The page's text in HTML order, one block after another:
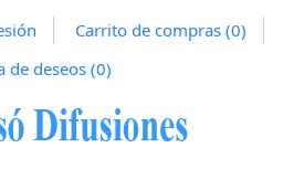
Carrito de compras (0)
de deseos (0)